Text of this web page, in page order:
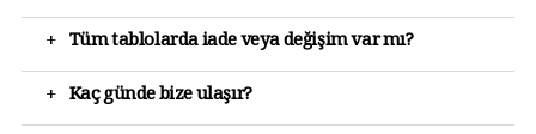
+ Tüm tablolarda iade veya değişim var mı?
+ Kaç günde bize ulaşır?